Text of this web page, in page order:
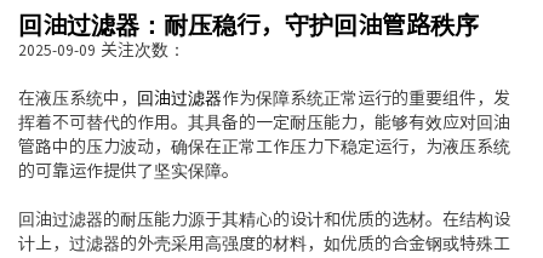
回油过滤器：耐压稳行，守护回油管路秩序
2025-09-09 关注次数：
在液压系统中， 回油过滤器作为保障系统正常运行的重要组件，发
挥着不可替代的作用。其具备的一定耐压能力，能够有效应对回油
管路中的压力波动，确保在正常工作压力下稳定运行，为液压系统
的可靠运作提供了坚实保障。
回油过滤器的耐压能力源于其精心的设计和优质的选材。在结构设
计上，过滤器的外壳采用高强度的材料，如优质的合金钢或特殊工